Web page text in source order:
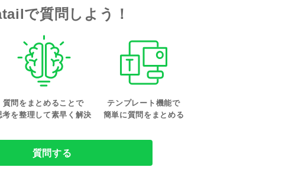
で質問しよう！
質問をまとめることで
考を整理して素早く解決
テンプレート機能で
簡単に質問をまとめる
質問する